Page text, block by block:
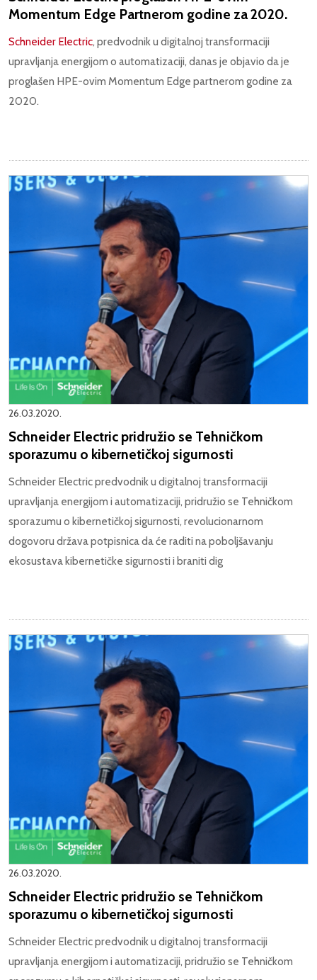
Momentum Edge Partnerom godine za 2020.
Schneider Electric, predvodnik u digitalnoj transformaciji
upravljanja energijom o automatizaciji, danas je objavio da je
proglašen HPE-ovim Momentum Edge partnerom godine za
2020.
26.03.2020.
Schneider Electric pridružio se Tehničkom
sporazumu o kibernetičkoj sigurnosti
Schneider Electricpredvodnik u digitalnoj transformaciji
upravljanja energijom i automatizaciji, pridružio se Tehničkom
sporazumu o kibernetičkoj sigurnosti, revolucionarnom
dogovoru država potpisnica da će raditi na poboljšavanju
ekosustava kibernetičke sigurnosti i braniti dig
26.03.2020.
Schneider Electric pridružio se Tehničkom
sporazumu o kibernetičkoj sigurnosti
Schneider Electricpredvodnik u digitalnoj transformaciji
upravljanja energijom i automatizaciji, pridružio se Tehničkom